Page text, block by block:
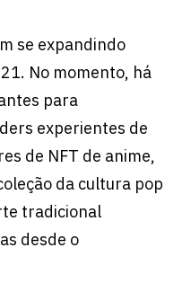
se expandindo
No momento, há
para
experientes de
de NFT de anime,
da cultura pop
tradicional
desde o